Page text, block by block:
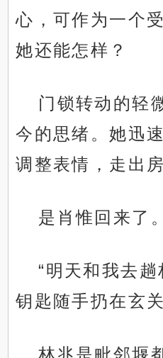
心，可作为一个
她还能怎样？
门锁转动的轻
今的思绪。她迅
调整表情，走出房
是肖惟回来了。
“明天和我去
钥匙随手扔在玄
林兆是毗邻堰